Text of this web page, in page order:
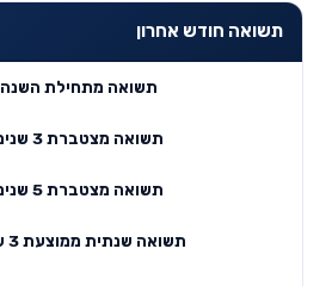
תשואה חודש אחרון
תשואה מתחילת השנה
תשואה מצטברת 3 שנים
תשואה מצטברת 5 שנים
תשואה שנתית ממוצעת 3 שנים